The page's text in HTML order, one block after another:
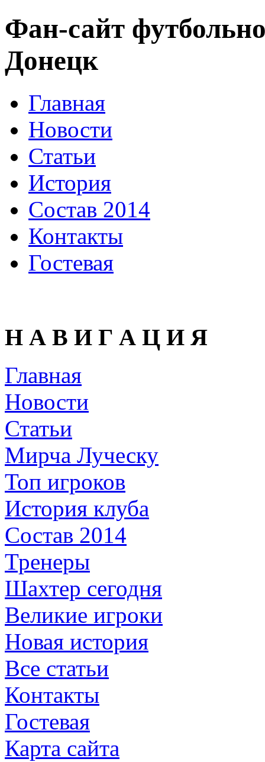
Фан-сайт
Донецк
Главная
Новости
Статьи
История
Состав 2014
Контакты
Гостевая
Н А В И Г А Ц И Я
Главная
Новости
Статьи
Мирча Луческу
Топ игроков
История клуба
Состав 2014
Тренеры
Шахтер сегодня
Великие игроки
Новая история
Все статьи
Контакты
Гостевая
Карта сайта